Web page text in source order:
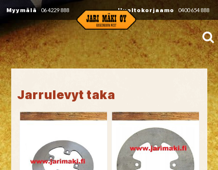
Myymälä 06 4229 888 Huoltokorjaamo 0400 654 888
Jarrulevyt taka